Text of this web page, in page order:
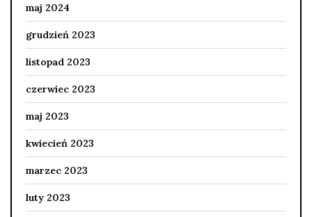
maj 2024
grudzień 2023
listopad 2023
czerwiec 2023
maj 2023
kwiecień 2023
marzec 2023
luty 2023